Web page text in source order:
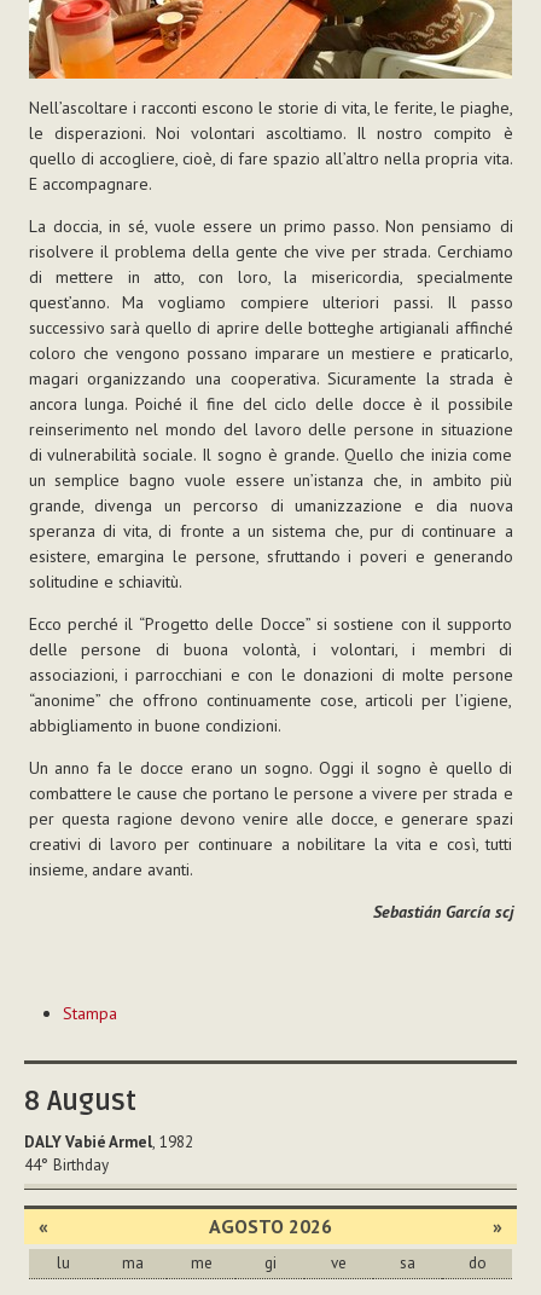
Nell’ascoltare i racconti escono le storie di vita, le ferite, le piaghe,
le disperazioni. Noi volontari ascoltiamo. Il nostro compito è
quello di accogliere, cioè, di fare spazio all’altro nella propria vita.
E accompagnare.
La doccia, in sé, vuole essere un primo passo. Non pensiamo di
risolvere il problema della gente che vive per strada. Cerchiamo
di mettere in atto, con loro, la misericordia, specialmente
quest’anno. Ma vogliamo compiere ulteriori passi. Il passo
successivo sarà quello di aprire delle botteghe artigianali affinché
coloro che vengono possano imparare un mestiere e praticarlo,
magari organizzando una cooperativa. Sicuramente la strada è
ancora lunga. Poiché il fine del ciclo delle docce è il possibile
reinserimento nel mondo del lavoro delle persone in situazione
di vulnerabilità sociale. Il sogno è grande. Quello che inizia come
un semplice bagno vuole essere un’istanza che, in ambito più
grande, divenga un percorso di umanizzazione e dia nuova
speranza di vita, di fronte a un sistema che, pur di continuare a
esistere, emargina le persone, sfruttando i poveri e generando
solitudine e schiavitù.
Ecco perché il “Progetto delle Docce” si sostiene con il supporto
delle persone di buona volontà, i volontari, i membri di
associazioni, i parrocchiani e con le donazioni di molte persone
“anonime” che offrono continuamente cose, articoli per l’igiene,
abbigliamento in buone condizioni.
Un anno fa le docce erano un sogno. Oggi il sogno è quello di
combattere le cause che portano le persone a vivere per strada e
per questa ragione devono venire alle docce, e generare spazi
creativi di lavoro per continuare a nobilitare la vita e così, tutti
insieme, andare avanti.
Sebastián García scj
sul
Stampa
8 August
DALY Vabié Armel, 1982
44° Birthday
« AGOSTO 2026 »
lu ma me gi ve sa do